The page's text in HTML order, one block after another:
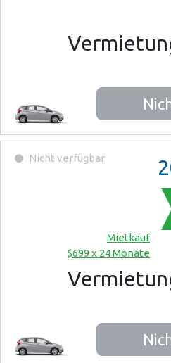
Nicht verfügbar
Mietkauf
$699 x 24 Monate